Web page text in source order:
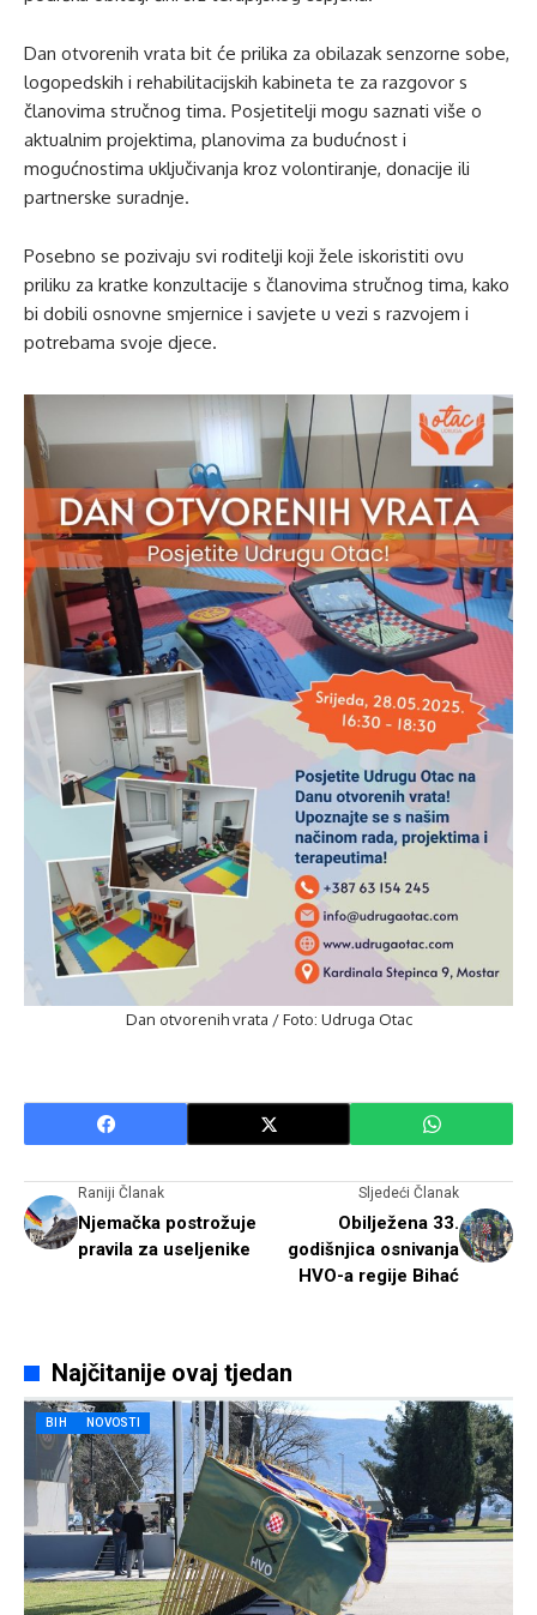
Dan otvorenih vrata bit će prilika za obilazak senzorne sobe,
logopedskih i rehabilitacijskih kabineta te za razgovor s
članovima stručnog tima. Posjetitelji mogu saznati više o
aktualnim projektima, planovima za budućnost i
mogućnostima uključivanja kroz volontiranje, donacije ili
partnerske suradnje.
Posebno se pozivaju svi roditelji koji žele iskoristiti ovu
priliku za kratke konzultacije s članovima stručnog tima, kako
bi dobili osnovne smjernice i savjete u vezi s razvojem i
potrebama svoje djece.
Dan otvorenih vrata / Foto: Udruga Otac
Raniji Članak
Njemačka postrožuje
pravila za useljenike
Sljedeći Članak
Obilježena 33.
godišnjica osnivanja
HVO-a regije Bihać
Najčitanije ovaj tjedan
BIH NOVOSTI